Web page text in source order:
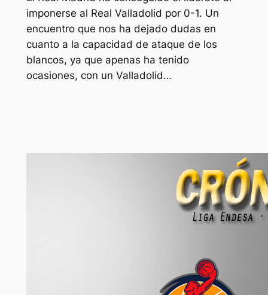
imponerse al Real Valladolid por 0-1. Un
encuentro que nos ha dejado dudas en
cuanto a la capacidad de ataque de los
blancos, ya que apenas ha tenido
ocasiones, con un Valladolid…